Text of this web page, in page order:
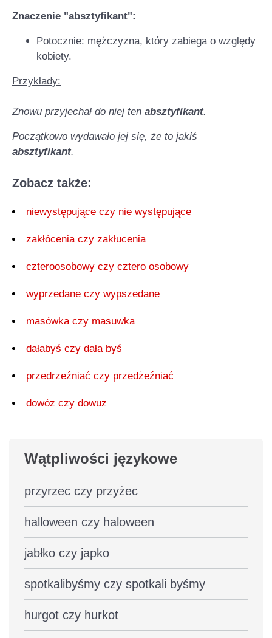
Znaczenie "absztyfikant":
Potocznie: mężczyzna, który zabiega o względy
kobiety.
Przykłady:
Znowu przyjechał do niej ten absztyfikant.
Początkowo wydawało jej się, że to jakiś
absztyfikant.
Zobacz także:
niewystępujące czy nie występujące
zakłócenia czy zakłucenia
czteroosobowy czy cztero osobowy
wyprzedane czy wypszedane
masówka czy masuwka
dałabyś czy dała byś
przedrzeźniać czy przedżeźniać
dowóz czy dowuz
Wątpliwości językowe
przyrzec czy przyżec
halloween czy haloween
jabłko czy japko
spotkalibyśmy czy spotkali byśmy
hurgot czy hurkot